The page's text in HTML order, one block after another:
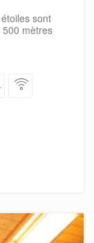
sont
mètres